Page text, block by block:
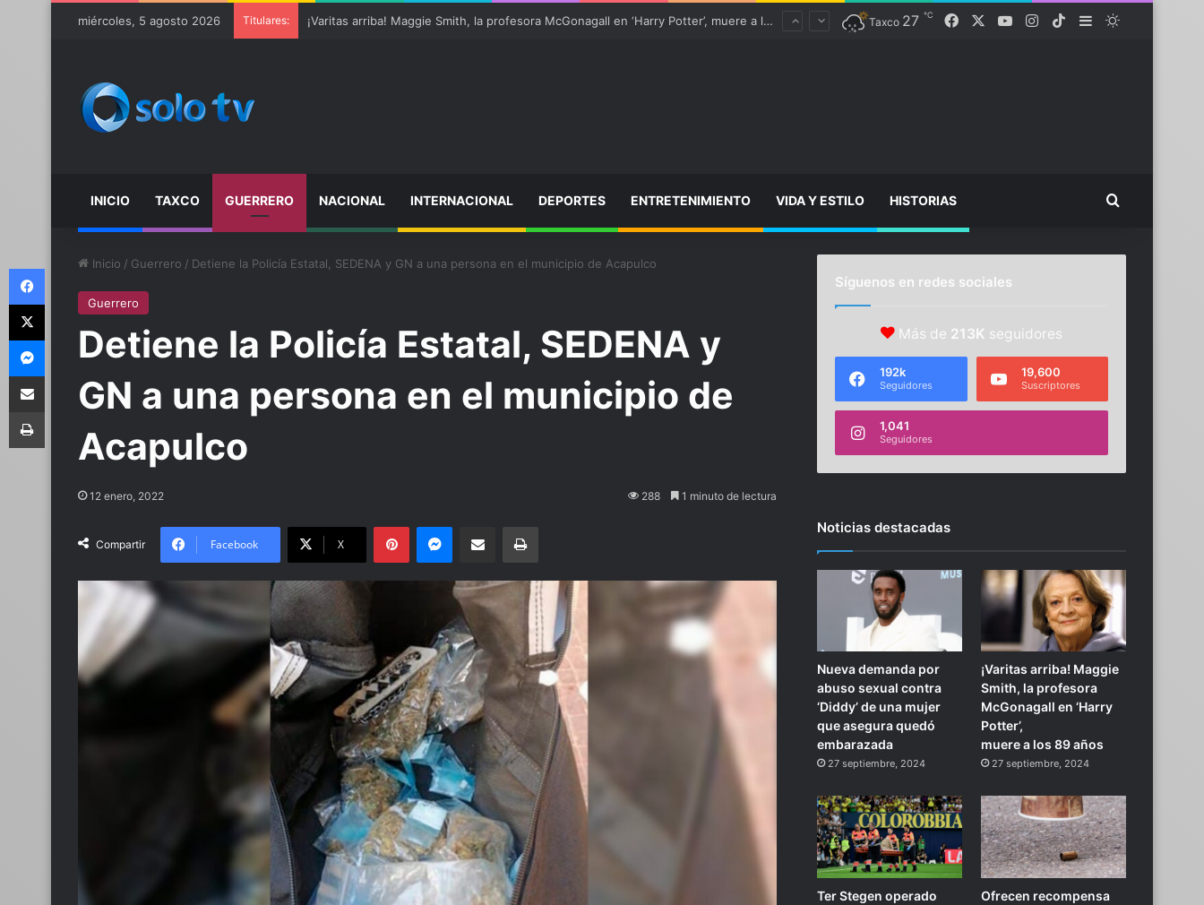
miércoles, 5 agosto 2026 Titulares: Ter Stegen operado “satisfactoriamente” de una rotura completa del tendón rotuliano Taxco 27 ℃ FacebookYouTubeInstagram
TikTokSidebarSwitch skin
INICIO TAXCO GUERRERO NACIONAL INTERNACIONAL DEPORTES ENTRETENIMIENTO VIDA Y ESTILO HISTORIAS Buscar...
Inicio / Guerrero / Detiene la Policía Estatal, SEDENA y GN a una persona en el municipio de Acapulco
Guerrero
Detiene la Policía Estatal, SEDENA y
GN a una persona en el municipio de
Acapulco
12 enero, 2022 288 1 minuto de lectura
Compartir Facebook X
PinterestMessenger
Compartir por email Imprimir
Síguenos en redes sociales
Más de 213K seguidores
192k
Seguidores
19,600
Suscriptores
1,041
Seguidores
Noticias destacadas
Nueva demanda por
abuso sexual contra
‘Diddy’ de una mujer
que asegura quedó
embarazada
27 septiembre, 2024
¡Varitas arriba! Maggie
Smith, la profesora
McGonagall en ‘Harry
Potter’,
muere a los 89 años
27 septiembre, 2024
Ter Stegen operado
Ofrecen recompensa
Facebook
X
Messenger
Compartir por email
Imprimir